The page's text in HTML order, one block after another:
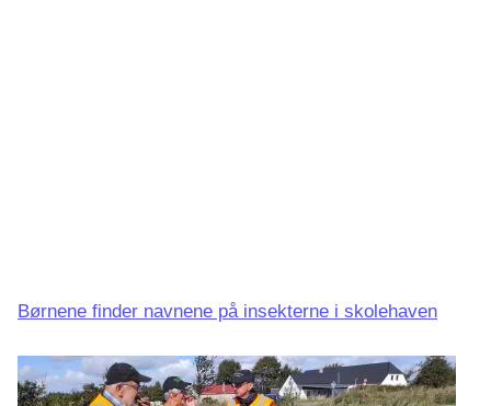
Børnene finder navnene på insekterne i skolehaven